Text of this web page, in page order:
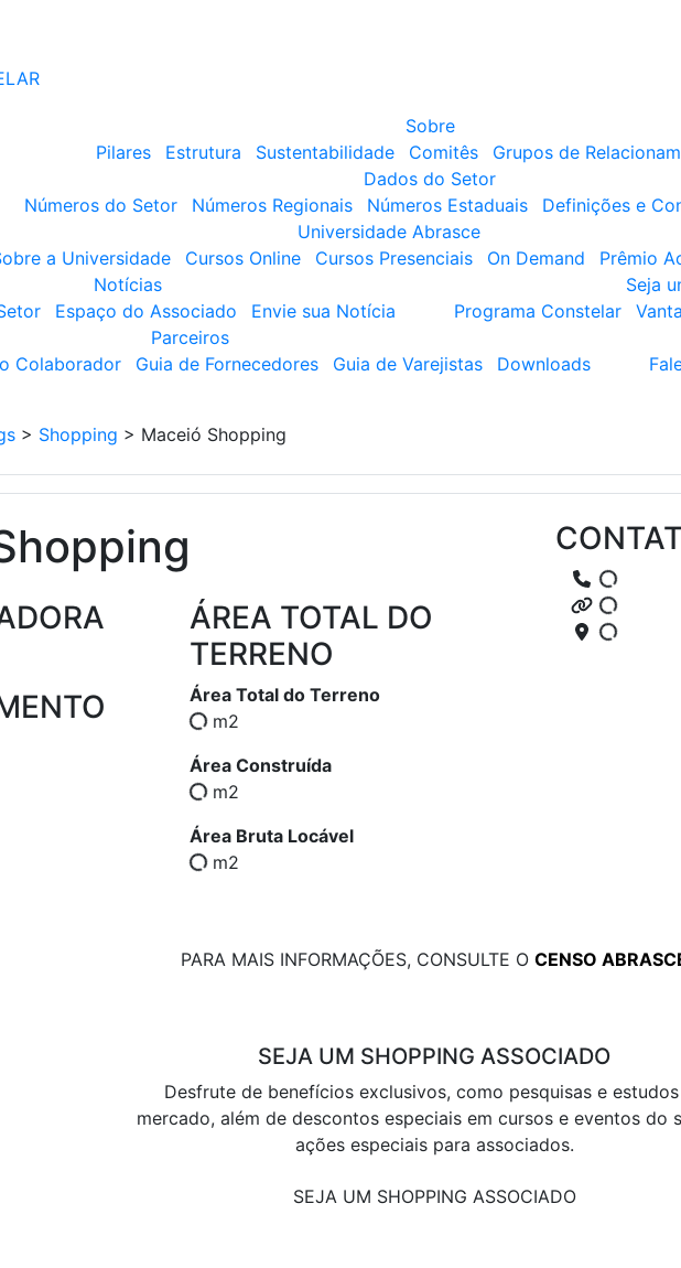
Sobre
Pilares
Estrutura Sustentabilidade Comitês
Grupos de
Dados do Setor
Números do Setor
Números Regionais Números Estaduais
Definições e
Universidade Abrasce
a Universidade
Cursos Online Cursos Presenciais On Demand
Prêmio
Notícias
Espaço do Associado Envie sua Notícia
Seja
Programa Constelar
Parceiros
Colaborador
Guia de Fornecedores Guia de Varejistas Downloads
> Shopping > Maceió Shopping
ÁREA TOTAL DO
TERRENO
Área Total do Terreno
m2
Área Construída
m2
Área Bruta Locável
m2
PARA MAIS INFORMAÇÕES, CONSULTE O CENSO
SEJA UM SHOPPING ASSOCIADO
Desfrute de benefícios exclusivos, como pesquisas e
mercado, além de descontos especiais em cursos e eventos do
ações especiais para associados.
SEJA UM SHOPPING ASSOCIADO